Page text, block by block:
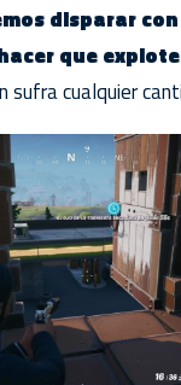
disparar
que
sufra cualquier